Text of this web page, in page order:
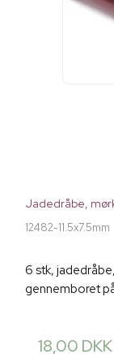
Jadedråbe,
12482-11.5x7.5mm
6 stk,
gennemboret
18,00 DKK